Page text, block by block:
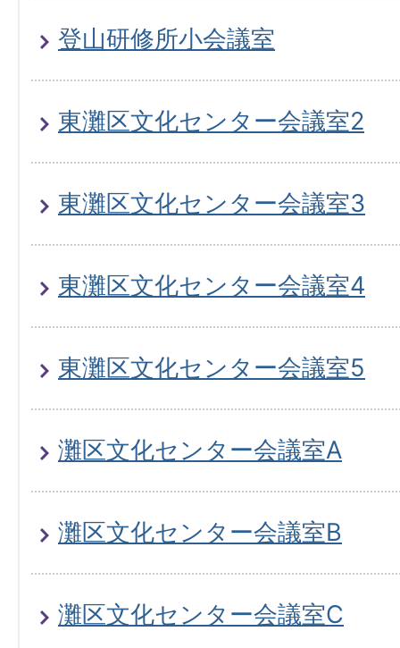
登山研修所小会議室
東灘区文化センター会議室2
東灘区文化センター会議室3
東灘区文化センター会議室4
東灘区文化センター会議室5
灘区文化センター会議室A
灘区文化センター会議室B
灘区文化センター会議室C